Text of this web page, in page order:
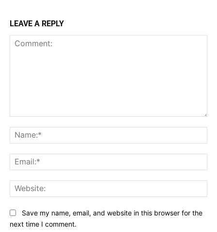
LEAVE A REPLY
Save my name, email, and website in this browser for the
next time I comment.